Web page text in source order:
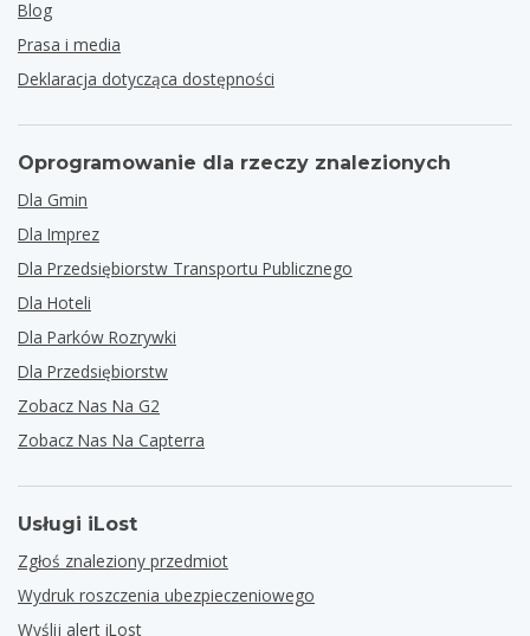
Blog
Prasa i media
Deklaracja dotycząca dostępności
Oprogramowanie dla rzeczy znalezionych
Dla Gmin
Dla Imprez
Dla Przedsiębiorstw Transportu Publicznego
Dla Hoteli
Dla Parków Rozrywki
Dla Przedsiębiorstw
Zobacz Nas Na G2
Zobacz Nas Na Capterra
Usługi iLost
Zgłoś znaleziony przedmiot
Wydruk roszczenia ubezpieczeniowego
Wyślij alert iLost